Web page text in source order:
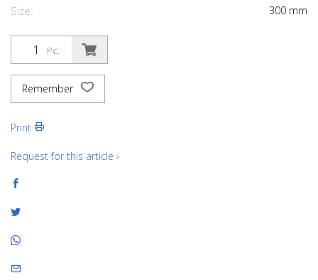
Size: 300 mm
Pc.
Remember
Print
Request for this article ›